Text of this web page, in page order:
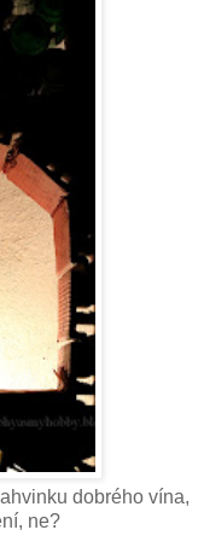
dobrého vína,
ne?